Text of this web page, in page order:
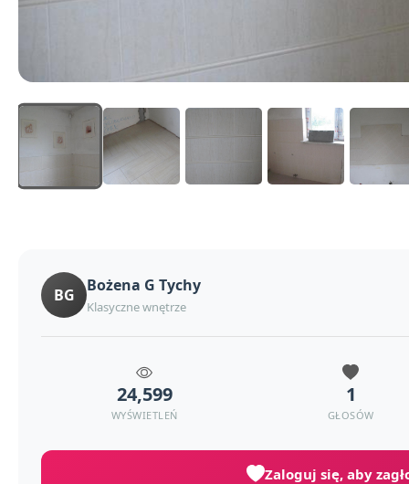
BG Bożena G Tychy
Klasyczne wnętrze
24,599
WYŚWIETLEŃ
1
GŁOSÓW
Zaloguj się, aby